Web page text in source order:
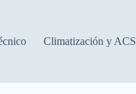
Climatización y ACS